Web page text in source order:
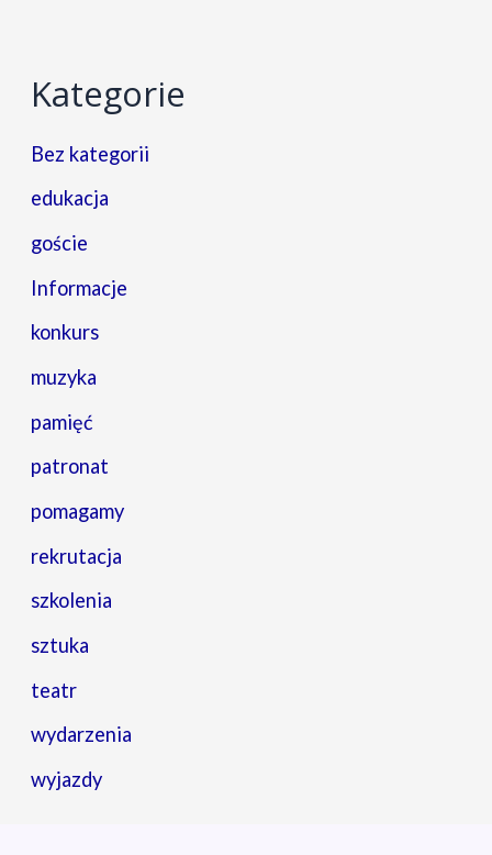
Kategorie
Bez kategorii
edukacja
goście
Informacje
konkurs
muzyka
pamięć
patronat
pomagamy
rekrutacja
szkolenia
sztuka
teatr
wydarzenia
wyjazdy